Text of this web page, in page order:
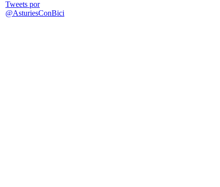
Tweets por
@AsturiesConBici